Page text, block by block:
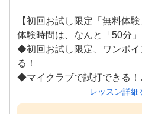
06.充実のサポート体制
・365日コールセンター稼働
備・利用方法を動画等でサポー
【初回お試し限定「無料体験
体験時間は、なんと「50分」
◆初回お試し限定、ワンポイ
る！
◆マイクラブで試打できる！
レッスン詳細